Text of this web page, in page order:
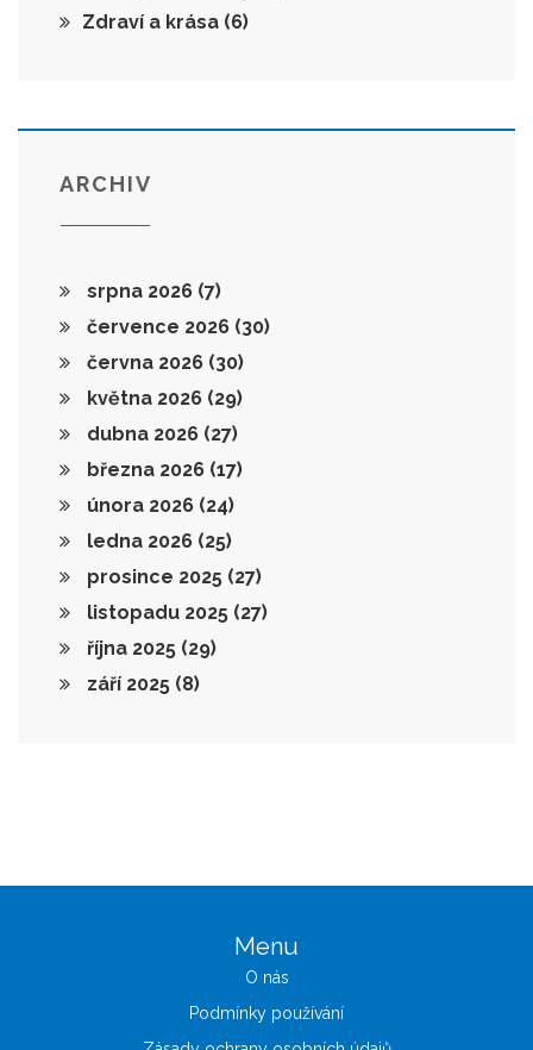
Zdraví a krása (6)
ARCHIV
srpna 2026 (7)
července 2026 (30)
června 2026 (30)
května 2026 (29)
dubna 2026 (27)
března 2026 (17)
února 2026 (24)
ledna 2026 (25)
prosince 2025 (27)
listopadu 2025 (27)
října 2025 (29)
září 2025 (8)
Menu
O nás
Podmínky používání